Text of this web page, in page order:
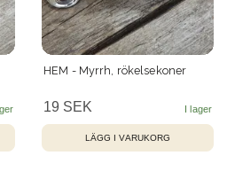
HEM - Myrrh, rökelsekoner
19 SEK